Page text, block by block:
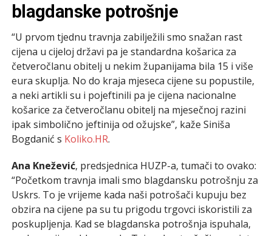
blagdanske potrošnje
“U prvom tjednu travnja zabilježili smo snažan rast
cijena u cijeloj državi pa je standardna košarica za
četveročlanu obitelj u nekim županijama bila 15 i više
eura skuplja. No do kraja mjeseca cijene su popustile,
a neki artikli su i pojeftinili pa je cijena nacionalne
košarice za četveročlanu obitelj na mjesečnoj razini
ipak simbolično jeftinija od ožujske”, kaže Siniša
Bogdanić s Koliko.HR.
Ana Knežević, predsjednica HUZP-a, tumači to ovako:
“Početkom travnja imali smo blagdansku potrošnju za
Uskrs. To je vrijeme kada naši potrošači kupuju bez
obzira na cijene pa su tu prigodu trgovci iskoristili za
poskupljenja. Kad se blagdanska potrošnja ispuhala,